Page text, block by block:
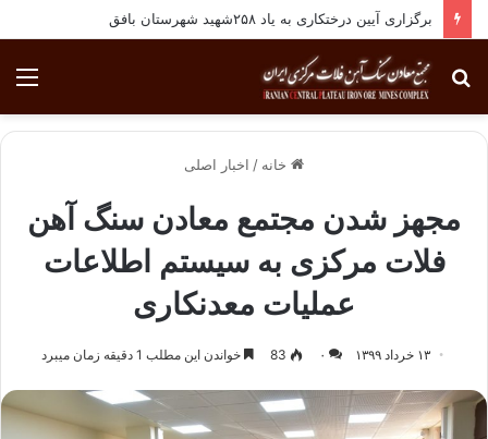
برگزاری آیین درختکاری به یاد ۲۵۸شهید شهرستان بافق
جستجو
برای
خانه / اخبار اصلی
مجهز شدن مجتمع معادن سنگ آهن
فلات مرکزی به سیستم اطلاعات
عملیات معدنکاری
۱۳ خرداد ۱۳۹۹ ۰ 83 خواندن این مطلب 1 دقیقه زمان میبرد